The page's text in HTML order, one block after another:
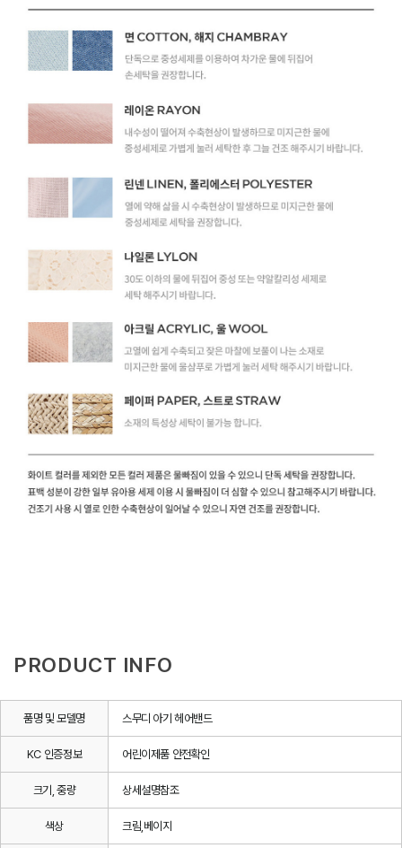
PRODUCT INFO
품명 및 모델명 스무디 아기 헤어밴드
KC 인증정보 어린이제품 안전확인
크기, 중량 상세설명참조
색상 크림,베이지